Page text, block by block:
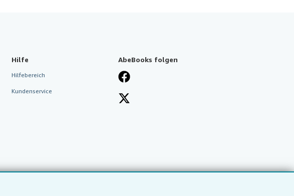
Hilfe
Hilfebereich
Kundenservice
AbeBooks folgen